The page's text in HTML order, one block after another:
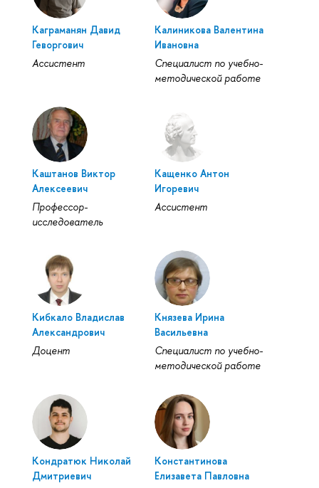
Каграманян Давид
Геворгович
Ассистент
Калиникова Валентина
Ивановна
Специалист по учебно-
методической работе
Каштанов Виктор
Алексеевич
Профессор-
исследователь
Кащенко Антон
Игоревич
Ассистент
Кибкало Владислав
Александрович
Доцент
Князева Ирина
Васильевна
Специалист по учебно-
методической работе
Кондратюк Николай
Дмитриевич
Константинова
Елизавета Павловна